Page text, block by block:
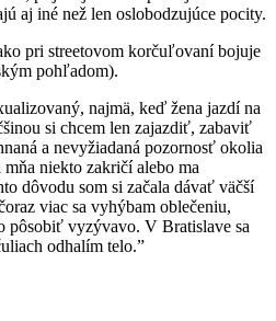
aj iné než len oslobodzujúce pocity.
pri streetovom korčuľovaní bojuje
pohľadom).
najmä, keď žena jazdí na
si chcem len zajazdiť, zabaviť
a nevyžiadaná pozornosť okolia
mňa niekto zakričí alebo ma
dôvodu som si začala dávať väčší
viac sa vyhýbam oblečeniu,
pôsobiť vyzývavo. V Bratislave sa
odhalím telo.”